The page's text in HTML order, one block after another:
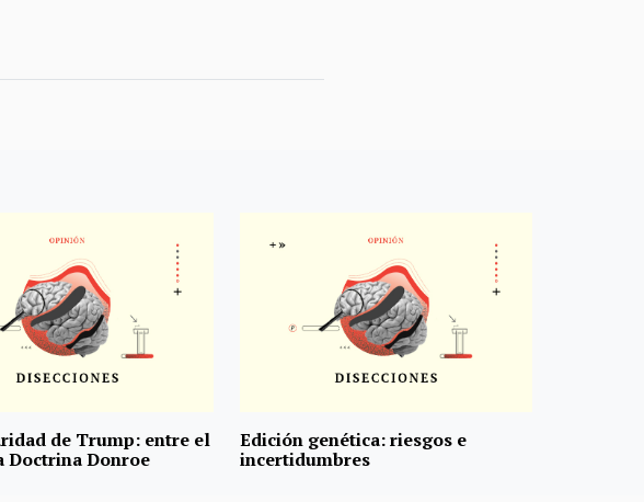
de Trump: entre el
Doctrina Donroe
Edición genética: riesgos e
incertidumbres